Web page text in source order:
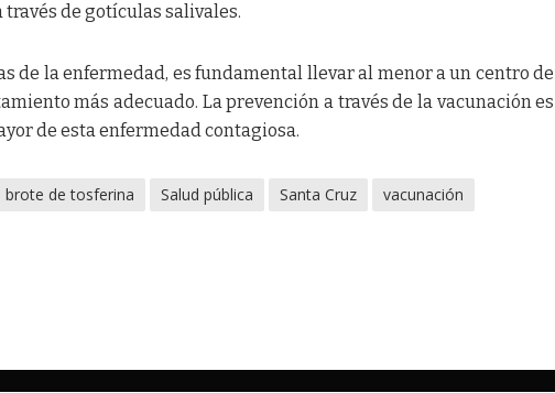
de gotículas salivales.
de la enfermedad, es fundamental llevar al menor a un centro de
más adecuado. La prevención a través de la vacunación es
de esta enfermedad contagiosa.
brote de tosferina Salud pública Santa Cruz vacunación